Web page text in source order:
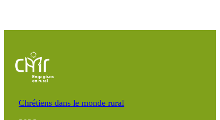
Chrétiens dans le monde rural